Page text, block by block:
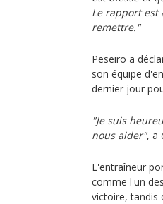
Le rapport
remettre."
Peseiro a
son équipe
dernier jour
"Je suis
nous aider", a
L'entraîneur
comme l'un
victoire, tandis